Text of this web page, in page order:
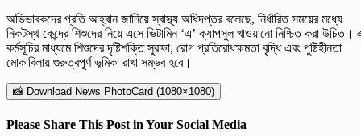
অভিভাবকদের প্রতি আহ্বান জানিয়ে স্বাস্থ্য অধিদপ্তর বলেছে, নির্ধারিত সময়ের মধ্যে
নিকটস্থ কেন্দ্রে শিশুদের নিয়ে এসে ভিটামিন ‘এ’ ক্যাপসুল খাওয়ানো নিশ্চিত করা উচিত।
কর্মসূচির মাধ্যমে শিশুদের দৃষ্টিশক্তি সুরক্ষা, রোগ প্রতিরোধক্ষমতা বৃদ্ধি এবং পুষ্টিহীনতা
মোকাবিলায় গুরুত্বপূর্ণ ভূমিকা রাখা সম্ভব হবে।
📸 Download News PhotoCard (1080×1080)
Please Share This Post in Your Social Media